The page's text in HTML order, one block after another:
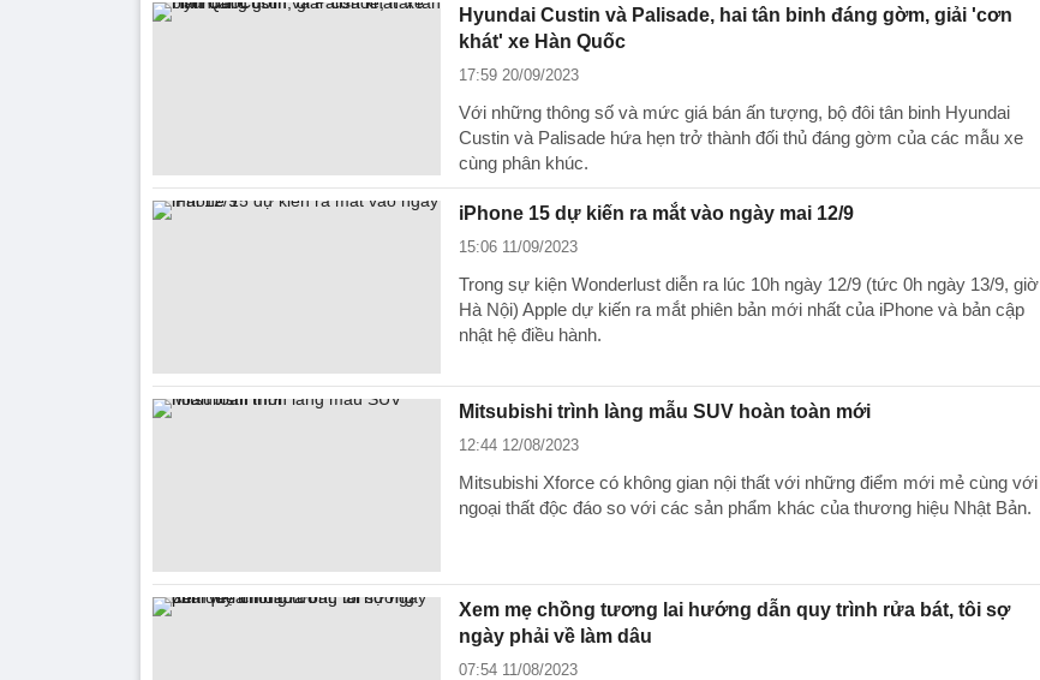
Hyundai Custin và Palisade, hai tân binh đáng gờm, giải 'cơn
khát' xe Hàn Quốc
17:59 20/09/2023
Với những thông số và mức giá bán ấn tượng, bộ đôi tân binh Hyundai
Custin và Palisade hứa hẹn trở thành đối thủ đáng gờm của các mẫu xe
cùng phân khúc.
iPhone 15 dự kiến ra mắt vào ngày mai 12/9
15:06 11/09/2023
Trong sự kiện Wonderlust diễn ra lúc 10h ngày 12/9 (tức 0h ngày 13/9, giờ
Hà Nội) Apple dự kiến ​​ra mắt phiên bản mới nhất của iPhone và bản cập
nhật hệ điều hành.
Mitsubishi trình làng mẫu SUV hoàn toàn mới
12:44 12/08/2023
Mitsubishi Xforce có không gian nội thất với những điểm mới mẻ cùng với
ngoại thất độc đáo so với các sản phẩm khác của thương hiệu Nhật Bản.
Xem mẹ chồng tương lai hướng dẫn quy trình rửa bát, tôi sợ
ngày phải về làm dâu
07:54 11/08/2023